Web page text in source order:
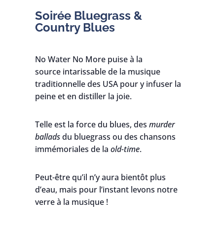
Soirée Bluegrass &
Country Blues
No Water No More puise à la
source intarissable de la musique
traditionnelle des USA pour y infuser la
peine et en distiller la joie.
Telle est la force du blues, des murder
balladsdu bluegrass ou des chansons
immémoriales de la old-time.
Peut-être qu’il n’y aura bientôt plus
d’eau, mais pour l’instant levons notre
verre à la musique !